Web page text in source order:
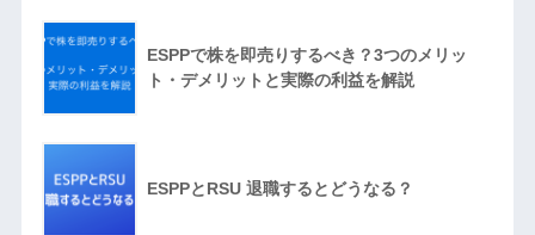
ESPPで株を即売りするべき？3つのメリッ
ト・デメリットと実際の利益を解説
ESPPとRSU 退職するとどうなる？